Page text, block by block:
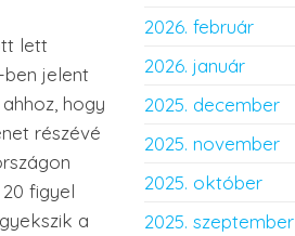
lett
ben jelent
hogy
részévé
figyel
a
2026. február
2026. január
2025. december
2025. november
2025. október
2025. szeptember